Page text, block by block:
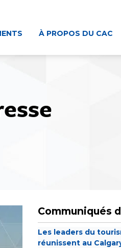
À PROPOS DU CAC
Communiqués
Les leaders du
réunissent au